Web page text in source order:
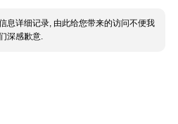
息详细记录, 由此给您带来的访问不便我
深感歉意.